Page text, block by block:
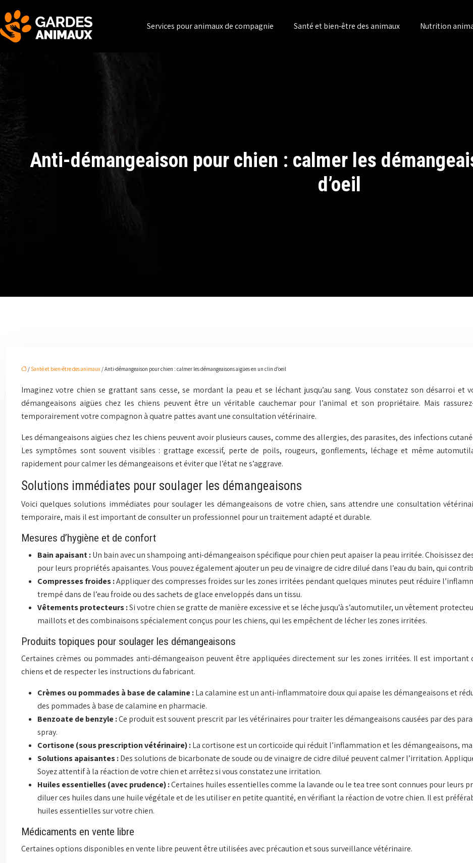
Services pour animaux de compagnie Santé et bien-être des animaux Nutrition
Anti-démangeaison pour chien : calmer les
d’oeil
/ Santé et bien-être des animaux / Anti-démangeaison pour chien : calmer les démangeaisons aigües en un clin d’oeil
Imaginez votre chien se grattant sans cesse, se mordant la peau et se léchant jusqu’au sang. Vous constatez son désarroi et
démangeaisons aigües chez les chiens peuvent être un véritable cauchemar pour l’animal et son propriétaire. Mais
temporairement votre compagnon à quatre pattes avant une consultation vétérinaire.
Les démangeaisons aigües chez les chiens peuvent avoir plusieurs causes, comme des allergies, des parasites, des infections
Les symptômes sont souvent visibles : grattage excessif, perte de poils, rougeurs, gonflements, léchage et même
rapidement pour calmer les démangeaisons et éviter que l’état ne s’aggrave.
Solutions immédiates pour soulager les démangeaisons
Voici quelques solutions immédiates pour soulager les démangeaisons de votre chien, sans attendre une consultation
temporaire, mais il est important de consulter un professionnel pour un traitement adapté et durable.
Mesures d’hygiène et de confort
Bain apaisant :Un bain avec un shampoing anti-démangeaison spécifique pour chien peut apaiser la peau irritée. Choisissez
pour leurs propriétés apaisantes. Vous pouvez également ajouter un peu de vinaigre de cidre dilué dans l’eau du bain, qui
Compresses froides :Appliquer des compresses froides sur les zones irritées pendant quelques minutes peut réduire
trempé dans de l’eau froide ou des sachets de glace enveloppés dans un tissu.
Vêtements protecteurs :Si votre chien se gratte de manière excessive et se léche jusqu’à s’automutiler, un vêtement
maillots et des combinaisons spécialement conçus pour les chiens, qui les empêchent de lécher les zones irritées.
Produits topiques pour soulager les démangeaisons
Certaines crèmes ou pommades anti-démangeaison peuvent être appliquées directement sur les zones irritées. Il est
chiens et de respecter les instructions du fabricant.
Crèmes ou pommades à base de calamine :La calamine est un anti-inflammatoire doux qui apaise les démangeaisons et
des pommades à base de calamine en pharmacie.
Benzoate de benzyle :Ce produit est souvent prescrit par les vétérinaires pour traiter les démangeaisons causées par des
spray.
Cortisone (sous prescription vétérinaire) :La cortisone est un corticoïde qui réduit l’inflammation et les démangeaisons,
Solutions apaisantes :Des solutions de bicarbonate de soude ou de vinaigre de cidre dilué peuvent calmer l’irritation.
Soyez attentif à la réaction de votre chien et arrêtez si vous constatez une irritation.
Huiles essentielles (avec prudence) :Certaines huiles essentielles comme la lavande ou le tea tree sont connues pour leurs
diluer ces huiles dans une huile végétale et de les utiliser en petite quantité, en vérifiant la réaction de votre chien. Il est
huiles essentielles sur votre chien.
Médicaments en vente libre
Certaines options disponibles en vente libre peuvent être utilisées avec précaution et sous surveillance vétérinaire.